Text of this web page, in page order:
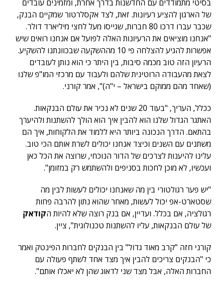
בסיטי מתמודדים עם החדשנות בדרך אחרת, ומזמינים עובדים
של הארגון להציע רעיונות. זאת, לצד אקסלרטור שמקיים הבנק,
שכבר עברו דרכו 80 חברות, שגייסו מעל לחצי מיליארד דולר.
"אנחנו מוציאים את הרעיונות האלה לפועל אם אנחנו רואים שיש
אפשרות להגיע להצלחה פי 10 מההשקעה שבכוונתנו להשקיע.
הרעיון הזה טוב מכמה סיבות, בין היתר כי הוא נותן לעובדים
לצאת מהעבודה הרוטינית שלהם ולעבוד עם מרכזי המו"פ שלנו
(שאחד מהם ממוקם בישראל – י"ה)", אמר קורני.
ככלל, העריך, "בעוד 20 שנים לא נכיר את עולם הבנקאות.
האתגר הגדול שלנו הוא להבין איך הוא הולך להשתנות ולהיערך
בהתאם. הדרך הנכונה ביותר היא ללמוד את הלקוחות, איך הם
משתנים עם השנים וכיצד אנחנו יכולים לשרת אותם הכי טוב.
עלינו להיענות לצרכים של הדור הנוכחי, שרוצה את הכל כאן
ועכשיו, לא מוכן לחכות בסניפים ולהשתמש רק במזומן".
"יש פער רגולטורי בין מה שאנחנו יכולים לעשות לבין מה
שסטארט-אפ יכול לעשות, מאחר שהוא נתון להרבה פחות
רגולציה, אם בכלל. ועדיין, אם בנק רוצה שלא להיות הקודאק
של עולם הבנקאות, עליו להשתנות טכנולוגית", ציין.
קורני חזה "קרב מאוד גדול" בין הבנקים לחברות הפינטק ואמר
כי "הבנקים צריכים להבין איך מצד אחד לשתף פעולה עם
החברות האלה, אבל מצד שני לדאוג שהן לא יאכלו אותם".